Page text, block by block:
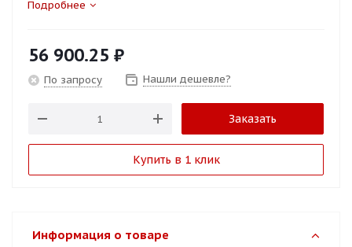
Подробнее
56 900.25 ₽
По запросу Нашли дешевле?
Заказать
Купить в 1 клик
Информация о товаре